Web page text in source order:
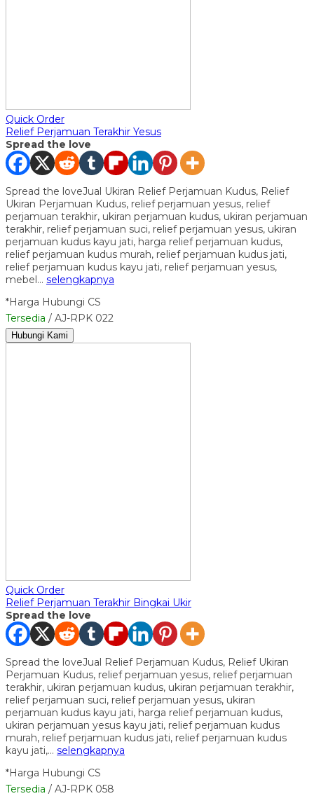
Quick Order
Relief Perjamuan Terakhir Yesus
Spread the love
Spread the loveJual Ukiran Relief Perjamuan Kudus, Relief
Ukiran Perjamuan Kudus, relief perjamuan yesus, relief
perjamuan terakhir, ukiran perjamuan kudus, ukiran perjamuan
terakhir, relief perjamuan suci, relief perjamuan yesus, ukiran
perjamuan kudus kayu jati, harga relief perjamuan kudus,
relief perjamuan kudus murah, relief perjamuan kudus jati,
relief perjamuan kudus kayu jati, relief perjamuan yesus,
mebel… selengkapnya
*Harga Hubungi CS
Tersedia / AJ-RPK 022
Hubungi Kami
Quick Order
Relief Perjamuan Terakhir Bingkai Ukir
Spread the love
Spread the loveJual Relief Perjamuan Kudus, Relief Ukiran
Perjamuan Kudus, relief perjamuan yesus, relief perjamuan
terakhir, ukiran perjamuan kudus, ukiran perjamuan terakhir,
relief perjamuan suci, relief perjamuan yesus, ukiran
perjamuan kudus kayu jati, harga relief perjamuan kudus,
ukiran perjamuan yesus kayu jati, relief perjamuan kudus
murah, relief perjamuan kudus jati, relief perjamuan kudus
kayu jati,… selengkapnya
*Harga Hubungi CS
Tersedia / AJ-RPK 058